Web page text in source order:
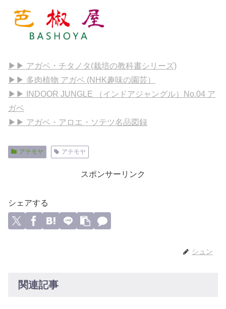
▶▶ アガベ・チタノタ(栽培の教科書シリーズ)
▶▶ 多肉植物 アガベ (NHK趣味の園芸）
▶▶ INDOOR JUNGLE （インドアジャングル）No.04 ア
ガベ
▶▶ アガベ・アロエ・ソテツ名品図録
アテモヤ アテモヤ
スポンサーリンク
シェアする
シュン
関連記事